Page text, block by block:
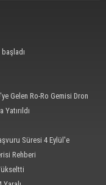
Gelen Ro-Ro Gemisi Dron
Süresi 4 Eylül'e
Rehberi